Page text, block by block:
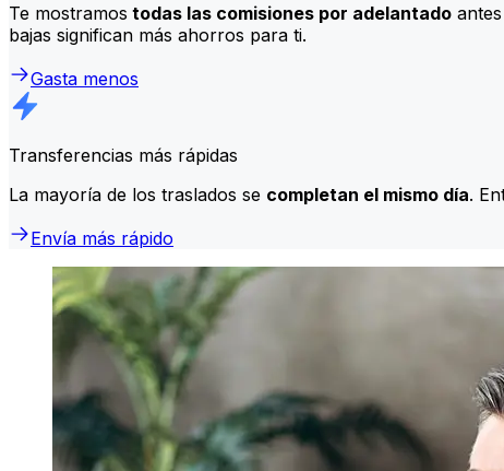
Te mostramos todas las comisiones por adelantado
bajas significan más ahorros para ti.
Gasta menos
Transferencias más rápidas
La mayoría de los traslados se completan el mismo día.
Envía más rápido